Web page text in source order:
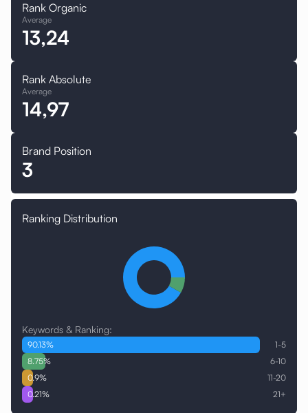
Rank Organic
Average
13,24
Rank Absolute
Average
14,97
Brand Position
3
Ranking Distribution
Keywords & Ranking:
90.13%
1-5
8.75%
6-10
0.9%
11-20
0.21% 21+